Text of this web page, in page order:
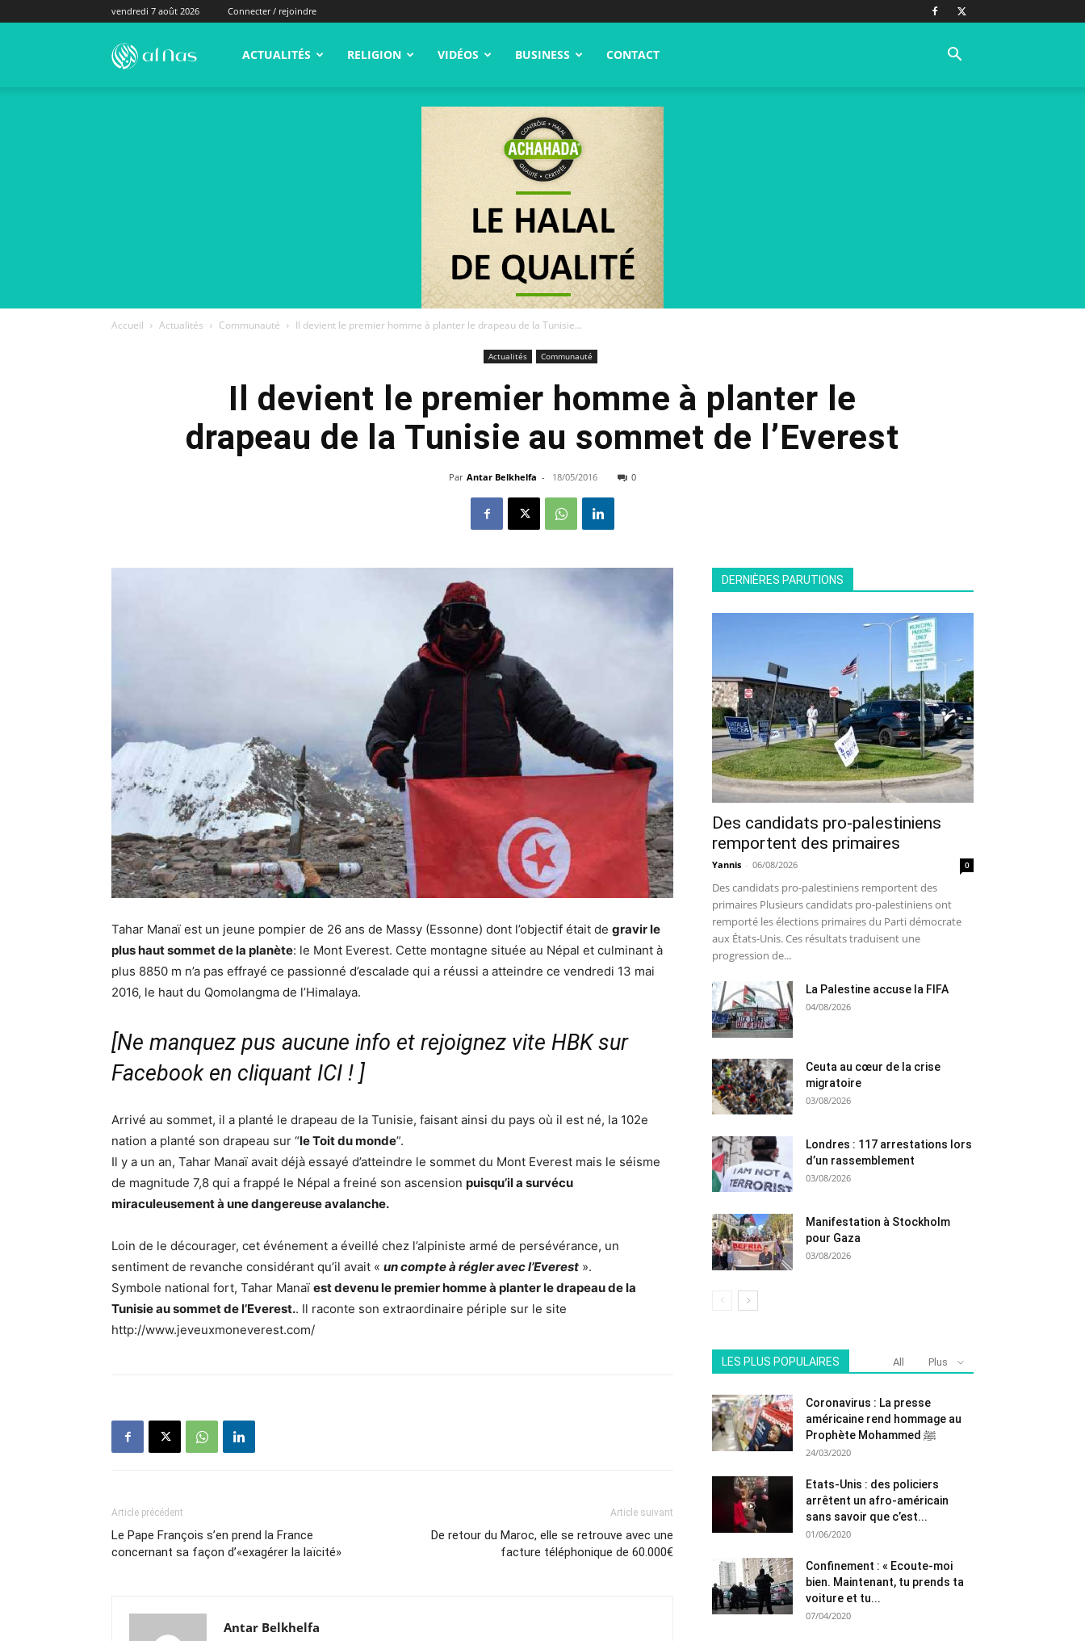
vendredi 7 août 2026 Connecter / rejoindre
alNas.fr ACTUALITÉS RELIGION VIDÉOS BUSINESS CONTACT
Accueil Actualités Communauté Il devient le premier homme à planter le drapeau de la Tunisie...
Actualités Communauté
Il devient le premier homme à planter le
drapeau de la Tunisie au sommet de l’Everest
Par Antar Belkhelfa - 18/05/2016 0
Tahar Manaï est un jeune pompier de 26 ans de Massy (Essonne) dont l’objectif était de gravir le
plus haut sommet de la planète: le Mont Everest. Cette montagne située au Népal et culminant à
plus 8850 m n’a pas effrayé ce passionné d’escalade qui a réussi a atteindre ce vendredi 13 mai
2016, le haut du Qomolangma de l’Himalaya.
[Ne manquez pus aucune info et rejoignez vite HBK sur
Facebook en cliquant ICI ! ]
Arrivé au sommet, il a planté le drapeau de la Tunisie, faisant ainsi du pays où il est né, la 102e
nation a planté son drapeau sur “le Toit du monde”.
Il y a un an, Tahar Manaï avait déjà essayé d’atteindre le sommet du Mont Everest mais le séisme
de magnitude 7,8 qui a frappé le Népal a freiné son ascension puisqu’il a survécu
miraculeusement à une dangereuse avalanche.
Loin de le décourager, cet événement a éveillé chez l’alpiniste armé de persévérance, un
sentiment de revanche considérant qu’il avait « un compte à régler avec l’Everest ».
Symbole national fort, Tahar Manaï est devenu le premier homme à planter le drapeau de la
Tunisie au sommet de l’Everest.. Il raconte son extraordinaire périple sur le site
http://www.jeveuxmoneverest.com/
Article précédent
Le Pape François s’en prend la France
concernant sa façon d’«exagérer la laïcité»
Article suivant
De retour du Maroc, elle se retrouve avec une
facture téléphonique de 60.000€
Antar Belkhelfa
DERNIÈRES PARUTIONS
Des candidats pro-palestiniens
remportent des primaires
Yannis - 06/08/2026 0
Des candidats pro-palestiniens remportent des
primaires Plusieurs candidats pro-palestiniens ont
remporté les élections primaires du Parti démocrate
aux États-Unis. Ces résultats traduisent une
progression de...
La Palestine accuse la FIFA
04/08/2026
Ceuta au cœur de la crise
migratoire
03/08/2026
Londres : 117 arrestations lors
d’un rassemblement
03/08/2026
Manifestation à Stockholm
pour Gaza
03/08/2026
LES PLUS POPULAIRES All Plus
Coronavirus : La presse
américaine rend hommage au
Prophète Mohammed ﷺ
24/03/2020
Etats-Unis : des policiers
arrêtent un afro-américain
sans savoir que c’est...
01/06/2020
Confinement : « Ecoute-moi
bien. Maintenant, tu prends ta
voiture et tu...
07/04/2020